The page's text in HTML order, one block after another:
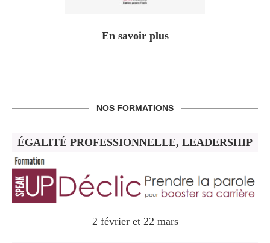
En savoir plus
NOS FORMATIONS
ÉGALITÉ PROFESSIONNELLE, LEADERSHIP
2 février et 22 mars